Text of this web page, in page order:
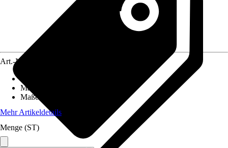
Art.-Nr.
Material
Maße (BxL)
Mehr Artikeldetails
Menge (ST)